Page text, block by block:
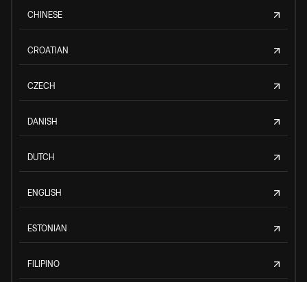
CHINESE
CROATIAN
CZECH
DANISH
DUTCH
ENGLISH
ESTONIAN
FILIPINO